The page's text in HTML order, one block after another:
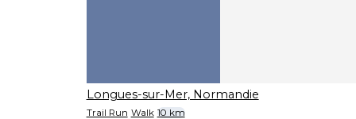
Longues-sur-Mer, Normandie
Trail Run Walk 10 km